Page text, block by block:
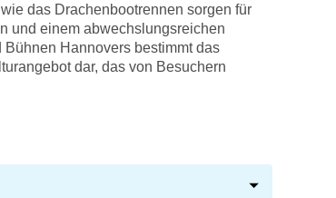
das Drachenbootrennen sorgen für
und einem abwechslungsreichen
Hannovers bestimmt das
dar, das von Besuchern